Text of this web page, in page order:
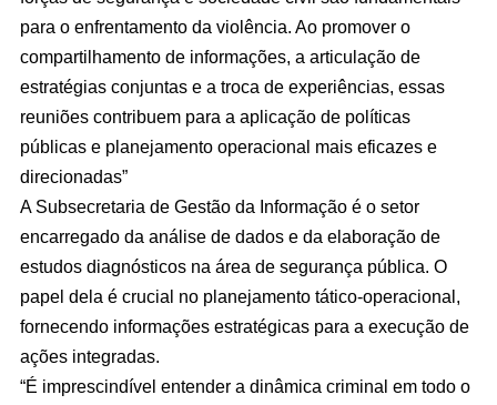
para o enfrentamento da violência. Ao promover o
compartilhamento de informações, a articulação de
estratégias conjuntas e a troca de experiências, essas
reuniões contribuem para a aplicação de políticas
públicas e planejamento operacional mais eficazes e
direcionadas”
A Subsecretaria de Gestão da Informação é o setor
encarregado da análise de dados e da elaboração de
estudos diagnósticos na área de segurança pública. O
papel dela é crucial no planejamento tático-operacional,
fornecendo informações estratégicas para a execução de
ações integradas.
“É imprescindível entender a dinâmica criminal em todo o